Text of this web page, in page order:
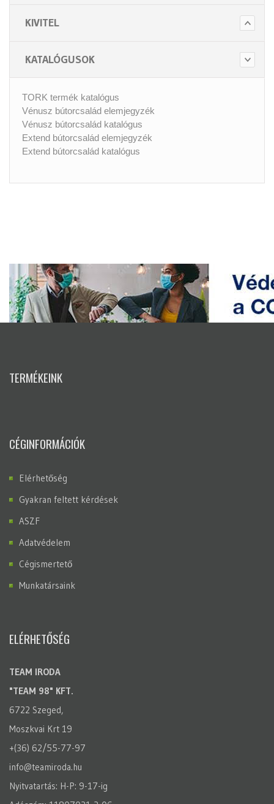
KIVITEL
KATALÓGUSOK
TORK termék katalógus
Vénusz bútorcsalád elemjegyzék
Vénusz bútorcsalád katalógus
Extend bútorcsalád elemjegyzék
Extend bútorcsalád katalógus
TERMÉKEINK
CÉGINFORMÁCIÓK
Elérhetőség
Gyakran feltett kérdések
ASZF
Adatvédelem
Cégismertető
Munkatársaink
ELÉRHETŐSÉG
TEAM IRODA
"TEAM 98" KFT.
6722 Szeged,
Moszkvai Krt 19
+(36) 62/55-77-97
info@teamiroda.hu
Nyitvatartás: H-P: 9-17-ig